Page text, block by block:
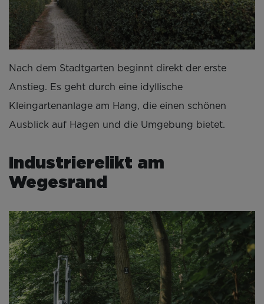
Nach dem Stadtgarten beginnt direkt der erste
Anstieg. Es geht durch eine idyllische
Kleingartenanlage am Hang, die einen schönen
Ausblick auf Hagen und die Umgebung bietet.
Industrierelikt am
Wegesrand